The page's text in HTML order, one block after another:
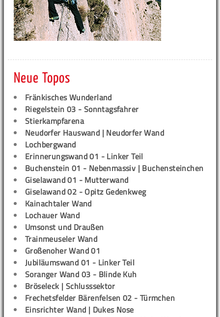
Neue Topos
Fränkisches Wunderland
Riegelstein 03 - Sonntagsfahrer
Stierkampfarena
Neudorfer Hauswand | Neudorfer Wand
Lochbergwand
Erinnerungswand 01 - Linker Teil
Buchenstein 01 - Nebenmassiv | Buchensteinchen
Giselawand 01 - Mutterwand
Giselawand 02 - Opitz Gedenkweg
Kainachtaler Wand
Lochauer Wand
Umsonst und Draußen
Trainmeuseler Wand
Großenoher Wand 01
Jubiläumswand 01 - Linker Teil
Soranger Wand 03 - Blinde Kuh
Bröseleck | Schlusssektor
Frechetsfelder Bärenfelsen 02 - Türmchen
Einsrichter Wand | Dukes Nose